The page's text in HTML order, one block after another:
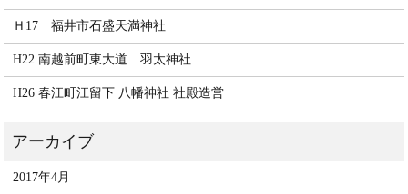
Ｈ17 福井市石盛天満神社
H22 南越前町東大道 羽太神社
H26 春江町江留下 八幡神社 社殿造営
2017年4月